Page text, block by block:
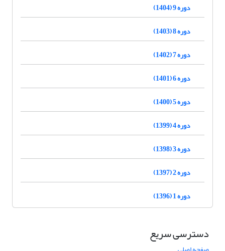
دوره 9 (1404)
دوره 8 (1403)
دوره 7 (1402)
دوره 6 (1401)
دوره 5 (1400)
دوره 4 (1399)
دوره 3 (1398)
دوره 2 (1397)
دوره 1 (1396)
دسترسی سریع